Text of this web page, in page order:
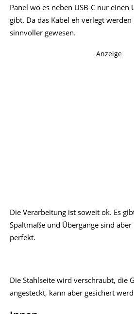
Panel wo es neben USB-C nur einen
gibt. Da das Kabel eh verlegt
sinnvoller gewesen.
Anzeige
Die Verarbeitung ist soweit ok. Es
Spaltmaße und Übergange sind
perfekt.
Die Stahlseite wird verschraubt, die
angesteckt, kann aber gesichert